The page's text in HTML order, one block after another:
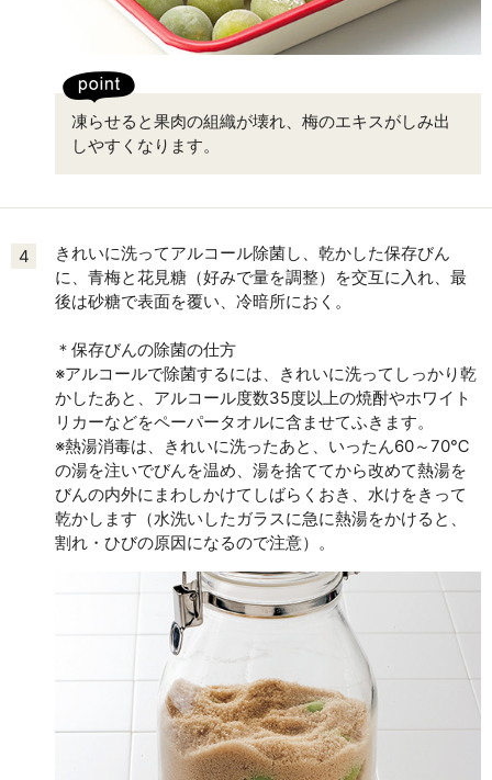
凍らせると果肉の組織が壊れ、梅のエキスがしみ出
しやすくなります。
4
きれいに洗ってアルコール除菌し、乾かした保存びん
に、青梅と花見糖（好みで量を調整）を交互に入れ、最
後は砂糖で表面を覆い、冷暗所におく。
＊保存びんの除菌の仕方
※アルコールで除菌するには、きれいに洗ってしっかり乾
かしたあと、アルコール度数35度以上の焼酎やホワイト
リカーなどをペーパータオルに含ませてふきます。
※熱湯消毒は、きれいに洗ったあと、いったん60～70℃
の湯を注いでびんを温め、湯を捨ててから改めて熱湯を
びんの内外にまわしかけてしばらくおき、水けをきって
乾かします（水洗いしたガラスに急に熱湯をかけると、
割れ・ひびの原因になるので注意）。